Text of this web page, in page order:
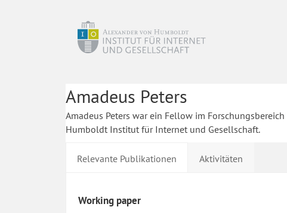
Amadeus Peters
Amadeus Peters war ein Fellow im Forschungsbereich
Humboldt Institut für Internet und Gesellschaft.
Relevante Publikationen Aktivitäten
Working paper